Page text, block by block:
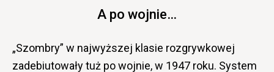
A po wojnie…
„Szombry” w najwyższej klasie rozgrywkowej
zadebiutowały tuż po wojnie, w 1947 roku. System